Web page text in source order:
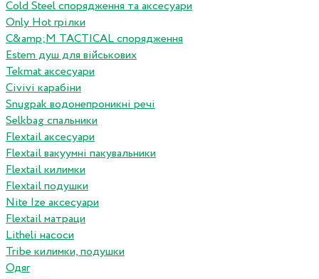
Cold Steel спорядження та аксесуари
Only Hot грілки
C&amp;M TACTICAL спорядження
Estem душ для військових
Tekmat аксесуари
Сivivi карабіни
Snugpak водонепроникні речі
Selkbag спальники
Flextail аксесуари
Flextail вакуумні пакувальники
Flextail килимки
Flextail подушки
Nite Ize аксесуари
Flextail матраци
Litheli насоси
Tribe килимки, подушки
Одяг